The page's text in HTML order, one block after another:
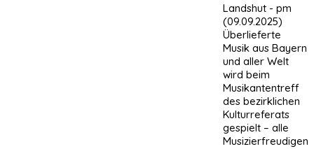
Landshut - pm
(09.09.2025)
Überlieferte
Musik aus Bayern
und aller Welt
wird beim
Musikantentreff
des bezirklichen
Kulturreferats
gespielt – alle
Musizierfreudigen